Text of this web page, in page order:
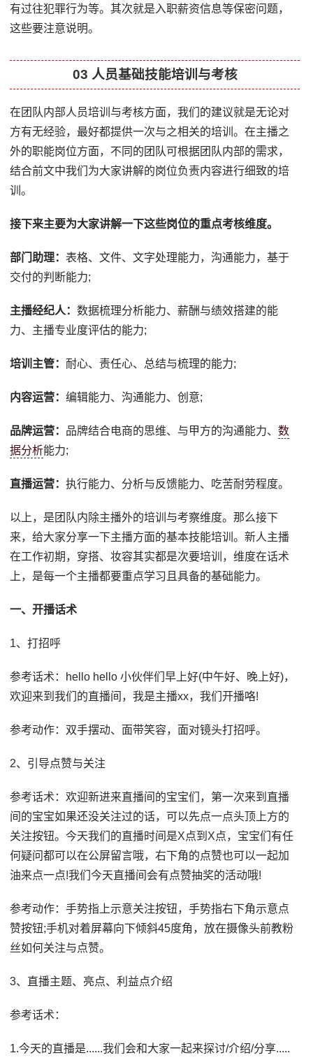
有过往犯罪行为等。其次就是入职薪资信息等保密问题，
这些要注意说明。
03 人员基础技能培训与考核
在团队内部人员培训与考核方面，我们的建议就是无论对
方有无经验，最好都提供一次与之相关的培训。在主播之
外的职能岗位方面，不同的团队可根据团队内部的需求，
结合前文中我们为大家讲解的岗位负责内容进行细致的培
训。
接下来主要为大家讲解一下这些岗位的重点考核维度。
部门助理：表格、文件、文字处理能力，沟通能力，基于
交付的判断能力;
主播经纪人：数据梳理分析能力、薪酬与绩效搭建的能
力、主播专业度评估的能力;
培训主管： 耐心、责任心、总结与梳理的能力;
内容运营：编辑能力、沟通能力、创意;
品牌运营： 品牌结合电商的思维、与甲方的沟通能力、数
据分析能力;
直播运营：执行能力、分析与反馈能力、吃苦耐劳程度。
以上，是团队内除主播外的培训与考察维度。那么接下
来，给大家分享一下主播方面的基本技能培训。新人主播
在工作初期，穿搭、妆容其实都是次要培训，维度在话术
上，是每一个主播都要重点学习且具备的基础能力。
一、开播话术
1、打招呼
参考话术：hello hello 小伙伴们早上好(中午好、晚上好)，
欢迎来到我们的直播间，我是主播xx，我们开播咯!
参考动作：双手摆动、面带笑容，面对镜头打招呼。
2、引导点赞与关注
参考话术：欢迎新进来直播间的宝宝们，第一次来到直播
间的宝宝如果还没关注过的话，可以先点一点头顶上方的
关注按钮。今天我们的直播时间是X点到X点，宝宝们有任
何疑问都可以在公屏留言哦，右下角的点赞也可以一起加
油来点一点!我们今天直播间会有点赞抽奖的活动哦!
参考动作：手势指上示意关注按钮，手势指右下角示意点
赞按钮;手机对着屏幕向下倾斜45度角，放在摄像头前教粉
丝如何关注与点赞。
3、直播主题、亮点、利益点介绍
参考话术：
1.今天的直播是......我们会和大家一起来探讨/介绍/分享.....